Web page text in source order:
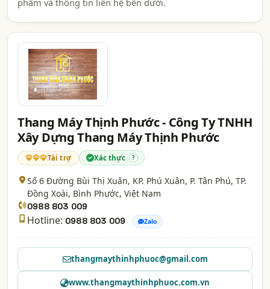
phẩm và thông tin liên hệ bên dưới.
Thang Máy Thịnh Phước - Công Ty TNHH
Xây Dựng Thang Máy Thịnh Phước
Tài trợ Xác thực ?
Số 6 Đường Bùi Thị Xuân, KP. Phú Xuân, P. Tân Phú, TP.
Đồng Xoài, Bình Phước, Việt Nam
0988 803 009
Hotline: 0988 803 009 Zalo
thangmaythinhphuoc@gmail.com
www.thangmaythinhphuoc.com.vn